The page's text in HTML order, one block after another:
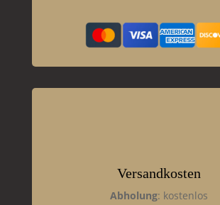
Versandkosten
Abholung: kostenlos